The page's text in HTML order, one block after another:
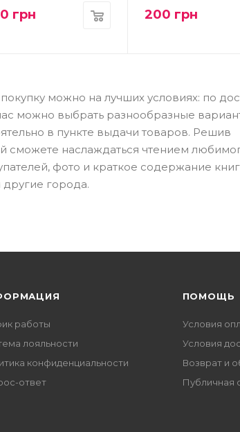
грн 200 грн
можно на лучших условиях: по
можно выбрать разнообразные
в пункте выдачи товаров. Решив
сможете наслаждаться чтением
фото и краткое содержание
города.
работы
лояльности
конфиденциальности
ответ
ПОМОЩЬ
Условия
Условия
Возврат и
Публичная